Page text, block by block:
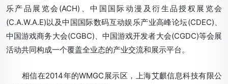
乐产品展览会(ACH)、中国国际动漫及衍生品授权展览会
(C.A.W.A.E)以及中国国际数码互动娱乐产业高峰论坛(CDEC)、
中国游戏商务大会(CGBC)、中国游戏开发者大会(CGDC)等会展
活动共同构成一个覆盖全业态的产业交流和展示平台。
相信在2014年的WMGC展示区，上海艾麒信息科技有限公